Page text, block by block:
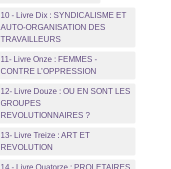
10 - Livre Dix : SYNDICALISME ET
AUTO-ORGANISATION DES
TRAVAILLEURS
11- Livre Onze : FEMMES -
CONTRE L’OPPRESSION
12- Livre Douze : OU EN SONT LES
GROUPES
REVOLUTIONNAIRES ?
13- Livre Treize : ART ET
REVOLUTION
14 - Livre Quatorze : PROLETAIRES